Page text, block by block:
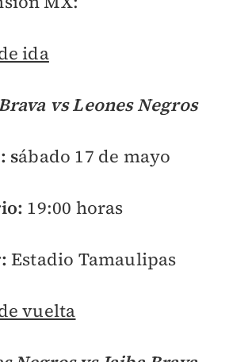
ida
vs Leones Negros
sábado 17 de mayo
19:00 horas
Estadio Tamaulipas
vuelta